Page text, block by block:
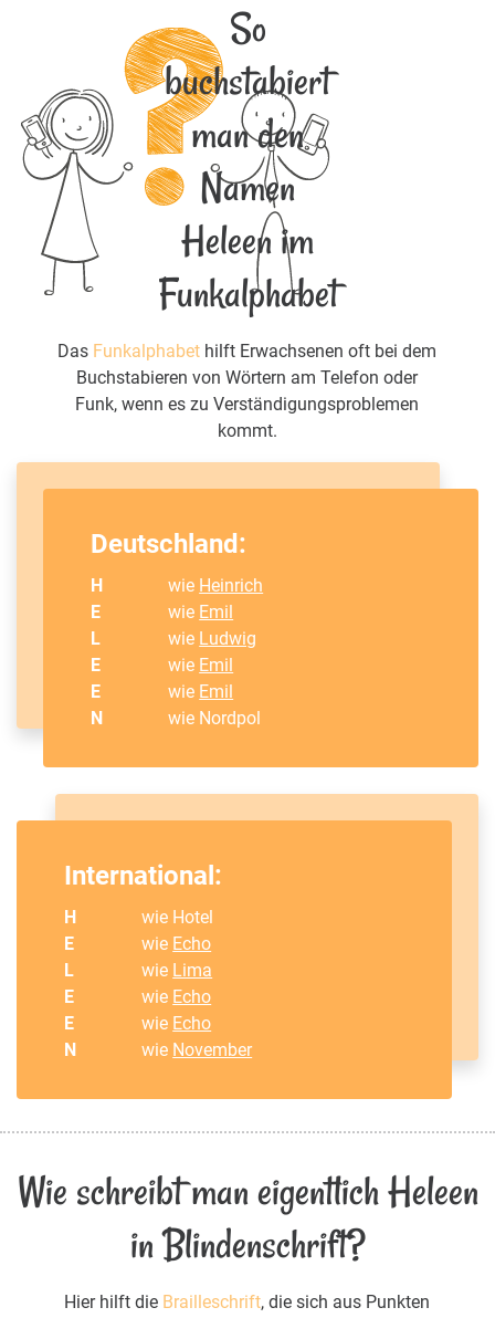
So
buchstabiert
man den
Namen
Heleen im
Funkalphabet
Das Funkalphabet hilft Erwachsenen oft bei dem
Buchstabieren von Wörtern am Telefon oder
Funk, wenn es zu Verständigungsproblemen
kommt.
Deutschland:
H wie Heinrich
E
wie Emil
L
wie Ludwig
E
wie Emil
E
wie Emil
N
wie Nordpol
International:
H
wie Hotel
E
wie Echo
L
wie Lima
E
wie Echo
E
wie Echo
N
wie November
Wie schreibt man eigentlich Heleen
in Blindenschrift?
Hier hilft die Brailleschrift, die sich aus Punkten